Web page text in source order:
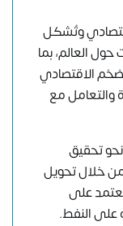
وتُشكل
العالم، بما
الاقتصادي
والتعامل مع
تحقيق
التضخم من خلال تحويل
على
على النفط.